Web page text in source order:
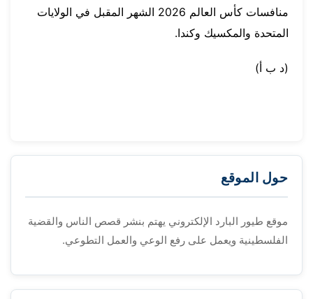
منافسات كأس العالم 2026 الشهر المقبل في الولايات
المتحدة والمكسيك وكندا.
(د ب أ)
حول الموقع
موقع طيور البارد الإلكتروني يهتم بنشر قصص الناس والقضية
الفلسطينية ويعمل على رفع الوعي والعمل التطوعي.